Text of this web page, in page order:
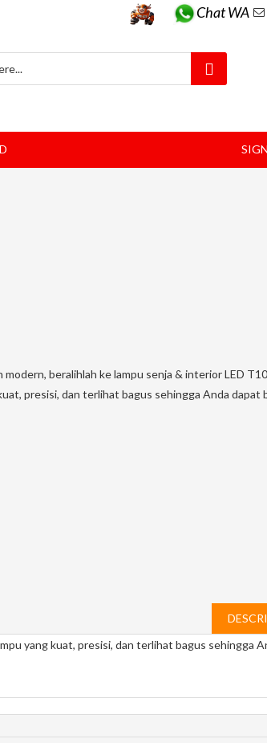
Chat WA
beralihlah ke lampu senja & interior LED
presisi, dan terlihat bagus sehingga Anda dapat
yang kuat, presisi, dan terlihat bagus sehingga